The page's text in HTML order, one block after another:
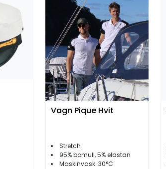
Vagn Pique Hvit
Stretch
95% bomull, 5% elastan
Maskinvask: 30°C